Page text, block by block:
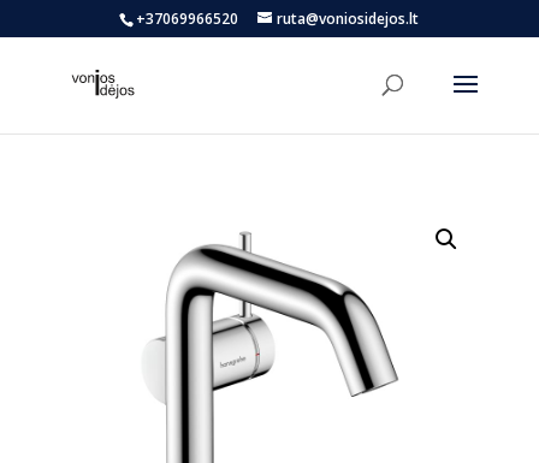
+37069966520 ruta@voniosidejos.lt